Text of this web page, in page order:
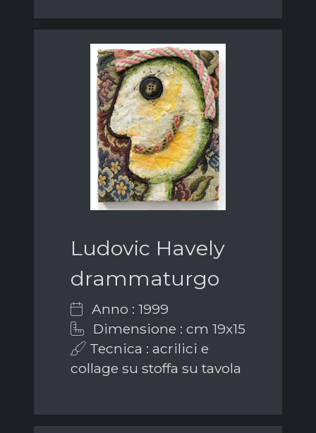
Ludovic Havely
drammaturgo
Anno : 1999
Dimensione : cm 19x15
Tecnica : acrilici e
collage su stoffa su tavola